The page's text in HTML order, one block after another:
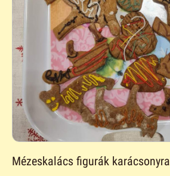
Mézeskalács figurák karácsonyra